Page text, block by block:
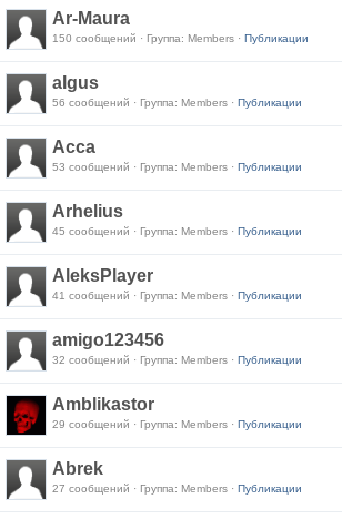
Ar-Maura
150 сообщений · Группа: Members · Публикации
algus
56 сообщений · Группа: Members · Публикации
Acca
53 сообщений · Группа: Members · Публикации
Arhelius
45 сообщений · Группа: Members · Публикации
AleksPlayer
41 сообщений · Группа: Members · Публикации
amigo123456
32 сообщений · Группа: Members · Публикации
Amblikastor
29 сообщений · Группа: Members · Публикации
Abrek
27 сообщений · Группа: Members · Публикации